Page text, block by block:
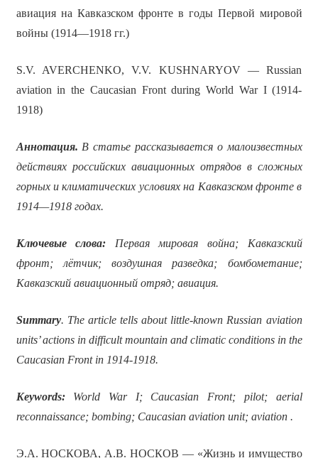
авиация на Кавказском фронте в годы Первой мировой
войны (1914—1918 гг.)
S.V. AVERCHENKO, V.V. KUSHNARYOV — Russian
aviation in the Caucasian Front during World War I (1914-
1918)
Аннотация. В статье рассказывается о малоизвестных
действиях российских авиационных отрядов в сложных
горных и климатических условиях на Кавказском фронте в
1914—1918 годах.
Ключевые слова: Первая мировая война; Кавказский
фронт; лётчик; воздушная разведка; бомбометание;
Кавказский авиационный отряд; авиация.
Summary. The article tells about little-known Russian aviation
units’ actions in difficult mountain and climatic conditions in the
Caucasian Front in 1914-1918.
Keywords:World War I; Caucasian Front; pilot; aerial
reconnaissance; bombing; Caucasian aviation unit; aviation .
Э.А. НОСКОВА, А.В. НОСКОВ — «Жизнь и имущество